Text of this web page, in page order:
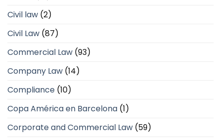
Civil law (2)
Civil Law (87)
Commercial Law (93)
Company Law (14)
Compliance (10)
Copa América en Barcelona (1)
Corporate and Commercial Law (59)